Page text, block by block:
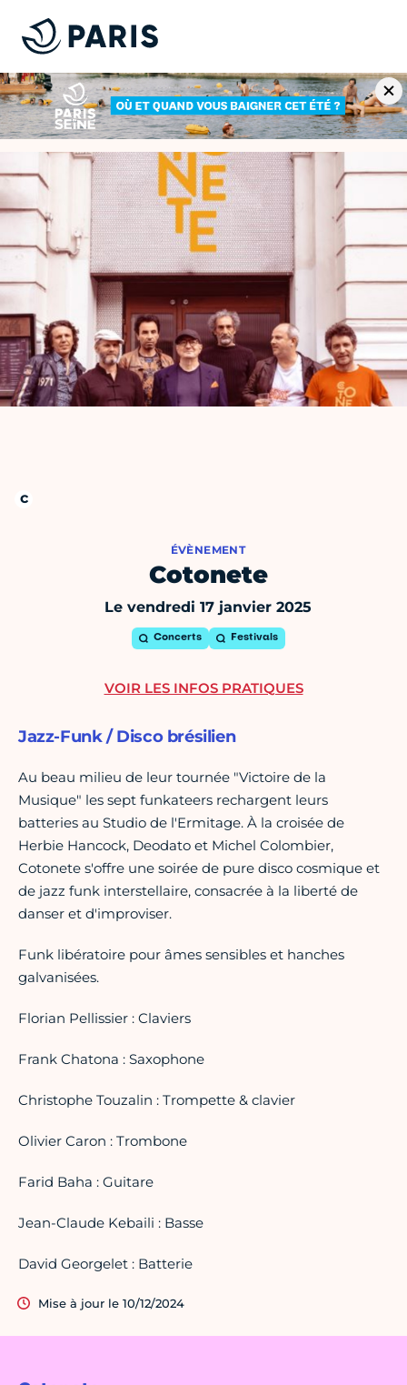
ÉVÈNEMENT
Cotonete
Le vendredi 17 janvier 2025
Concerts Festivals
Jazz-Funk / Disco brésilien
Au beau milieu de leur tournée "Victoire de la
Musique" les sept funkateers rechargent leurs
batteries au Studio de l'Ermitage. À la croisée de
Herbie Hancock, Deodato et Michel Colombier,
Cotonete s'offre une soirée de pure disco cosmique et
de jazz funk interstellaire, consacrée à la liberté de
danser et d'improviser.
Funk libératoire pour âmes sensibles et hanches
galvanisées.
Florian Pellissier : Claviers
Frank Chatona : Saxophone
Christophe Touzalin : Trompette & clavier
Olivier Caron : Trombone
Farid Baha : Guitare
Jean-Claude Kebaili : Basse
David Georgelet : Batterie
Mise à jour le 10/12/2024
VOIR LES INFOS PRATIQUES